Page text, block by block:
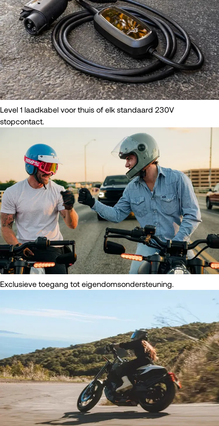
Level 1 laadkabel voor thuis of elk standaard 230V
stopcontact.
Exclusieve toegang tot eigendomsondersteuning.